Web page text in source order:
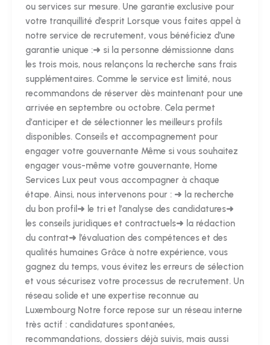
ou services sur mesure. Une garantie exclusive pour
votre tranquillité d’esprit Lorsque vous faites appel à
notre service de recrutement, vous bénéficiez d’une
garantie unique :➜ si la personne démissionne dans
les trois mois, nous relançons la recherche sans frais
supplémentaires. Comme le service est limité, nous
recommandons de réserver dès maintenant pour une
arrivée en septembre ou octobre. Cela permet
d’anticiper et de sélectionner les meilleurs profils
disponibles. Conseils et accompagnement pour
engager votre gouvernante Même si vous souhaitez
engager vous-même votre gouvernante, Home
Services Lux peut vous accompagner à chaque
étape. Ainsi, nous intervenons pour : ➜ la recherche
du bon profil➜ le tri et l’analyse des candidatures➜
les conseils juridiques et contractuels➜ la rédaction
du contrat➜ l’évaluation des compétences et des
qualités humaines Grâce à notre expérience, vous
gagnez du temps, vous évitez les erreurs de sélection
et vous sécurisez votre processus de recrutement. Un
réseau solide et une expertise reconnue au
Luxembourg Notre force repose sur un réseau interne
très actif : candidatures spontanées,
recommandations, dossiers déjà suivis, mais aussi